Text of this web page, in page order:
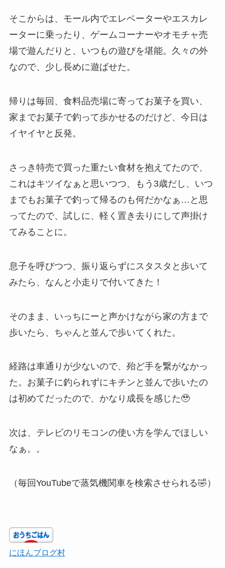
そこからは、モール内でエレベーターやエスカレ
ーターに乗ったり、ゲームコーナーやオモチャ売
場で遊んだりと、いつもの遊びを堪能。久々の外
なので、少し長めに遊ばせた。
帰りは毎回、食料品売場に寄ってお菓子を買い、
家までお菓子で釣って歩かせるのだけど、今日は
イヤイヤと反発。
さっき特売で買った重たい食材を抱えてたので、
これはキツイなぁと思いつつ、もう3歳だし、いつ
までもお菓子で釣って帰るのも何だかなぁ…と思
ってたので、試しに、軽く置き去りにして声掛け
てみることに。
息子を呼びつつ、振り返らずにスタスタと歩いて
みたら、なんと小走りで付いてきた！
そのまま、いっちにーと声かけながら家の方まで
歩いたら、ちゃんと並んで歩いてくれた。
経路は車通りが少ないので、殆ど手を繋がなかっ
た。お菓子に釣られずにキチンと並んで歩いたの
は初めてだったので、かなり成長を感じた🥹
次は、テレビのリモコンの使い方を学んでほしい
なぁ。。
（毎回YouTubeで蒸気機関車を検索させられる🤣）
にほんブログ村